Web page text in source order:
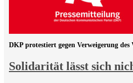
Solidarität lässt sich
DKP protestiert gegen Verweigerung